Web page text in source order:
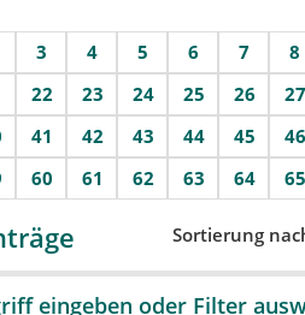
3 4 5 6 7 8
22 23 24 25 26 27
41 42 43 44 45 46
60 61 62 63 64 65
Sortierung
eingeben oder Filter